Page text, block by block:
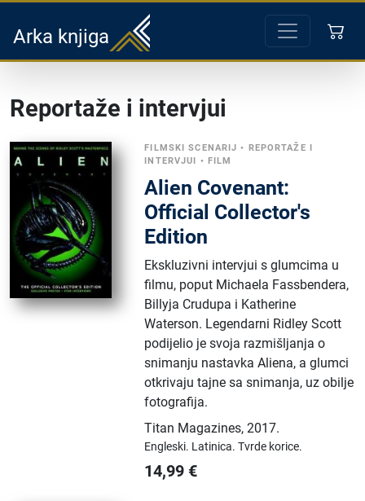
Arka knjiga
Reportaže i intervjui
FILMSKI SCENARIJ • REPORTAŽE I
INTERVJUI • FILM
Alien Covenant:
Official Collector's
Edition
Ekskluzivni intervjui s glumcima u
filmu, poput Michaela Fassbendera,
Billyja Crudupa i Katherine
Waterson. Legendarni Ridley Scott
podijelio je svoja razmišljanja o
snimanju nastavka Aliena, a glumci
otkrivaju tajne sa snimanja, uz obilje
fotografija.
Titan Magazines,2017.
Engleski. Latinica.Tvrde korice.
14,99 €